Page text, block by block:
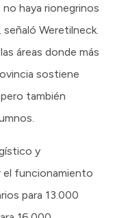
haya rionegrinos
Weretilneck.
áreas donde más
sostiene
también
y
el funcionamiento
para 13.000